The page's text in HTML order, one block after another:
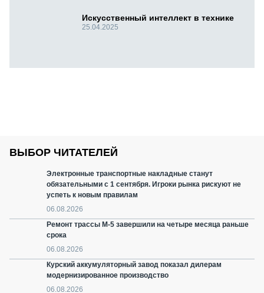
Искусственный интеллект в технике
25.04.2025
ВЫБОР ЧИТАТЕЛЕЙ
Электронные транспортные накладные станут
обязательными с 1 сентября. Игроки рынка рискуют не
успеть к новым правилам
06.08.2026
Ремонт трассы М-5 завершили на четыре месяца раньше
срока
06.08.2026
Курский аккумуляторный завод показал дилерам
модернизированное производство
06.08.2026